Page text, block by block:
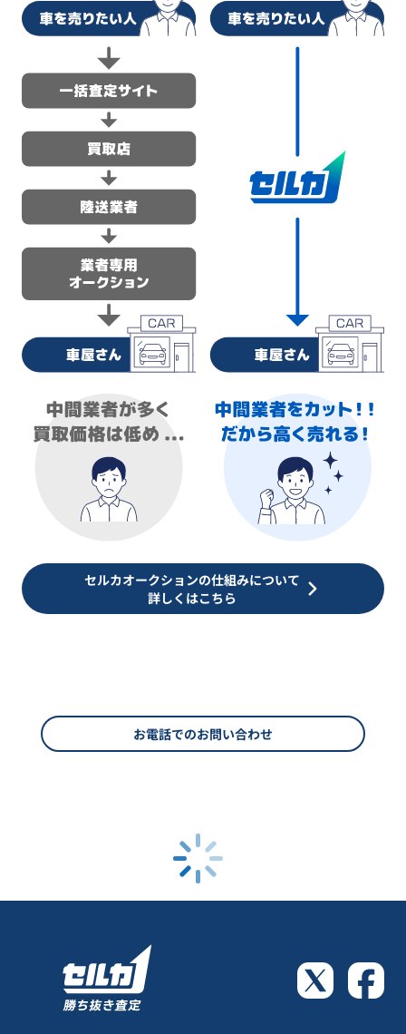
セルカオークションの仕組みについて
詳しくはこちら
お電話でのお問い合わせ